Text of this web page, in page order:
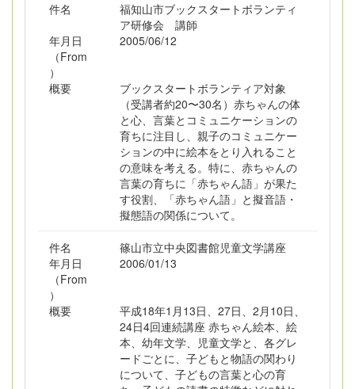
件名
福知山市ブックスタートボランティ
ア研修会 講師
年月日
（From
）
2005/06/12
概要
ブックスタートボランティア対象
（受講者約20〜30名）赤ちゃんの体
と心、言葉とコミュニケーションの
育ちに注目し、親子のコミュニケー
ションの中に絵本をとり入れること
の意味を考える。特に、赤ちゃんの
言葉の育ちに「赤ちゃん語」が果た
す役割、「赤ちゃん語」と擬音語・
擬態語の関係について。
件名
篠山市立中央図書館児童文学講座
年月日
（From
）
2006/01/13
概要
平成18年1月13日、27日、2月10日、
24日4回連続講座 赤ちゃん絵本、絵
本、幼年文学、児童文学と、各グレ
ードごとに、子どもと物語の関わり
について、子どもの言葉と心の育